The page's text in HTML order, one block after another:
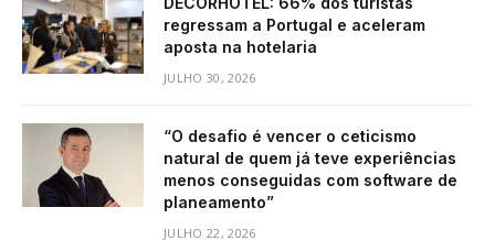
regressam a Portugal e aceleram
aposta na hotelaria
JULHO 30, 2026
“O desafio é vencer o ceticismo
natural de quem já teve experiências
menos conseguidas com software de
planeamento”
JULHO 22, 2026